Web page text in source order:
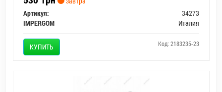
Артикул:
34273
IMPERGOM
Италия
КУПИТЬ Код: 2183235-23